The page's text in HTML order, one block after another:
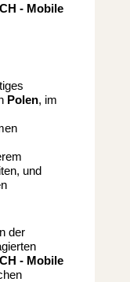
- Mobile
Polen, im
und
der
- Mobile